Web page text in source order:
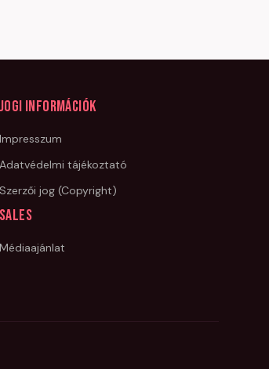
Jogi információk
Impresszum
Adatvédelmi tájékoztató
Szerzői jog (Copyright)
Sales
Médiaajánlat